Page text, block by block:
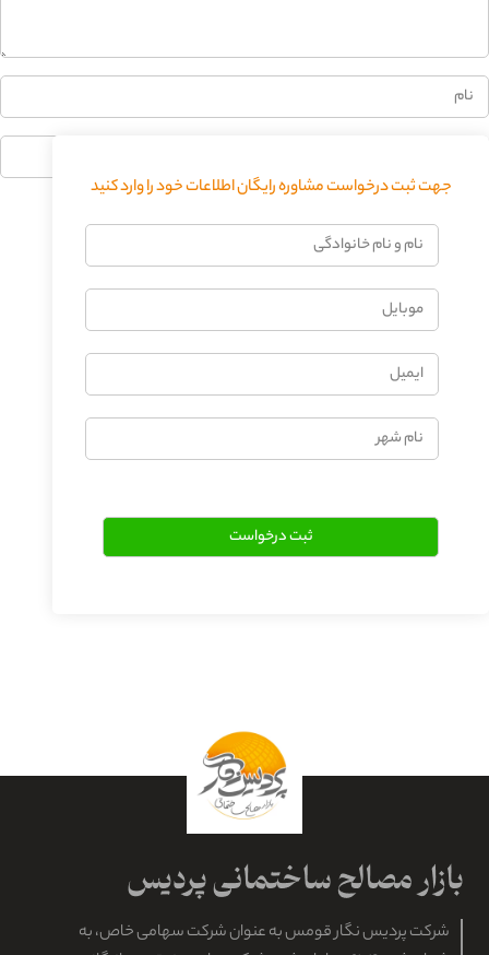
جهت ثبت درخواست مشاوره رایگان اطلاعات خود را وارد کنید
نام
و
خانوادگی
موبایل
ایمیل
نام
شهر
شرکت پردیس نگار قومس به عنوان شرکت سهامی خاص، به